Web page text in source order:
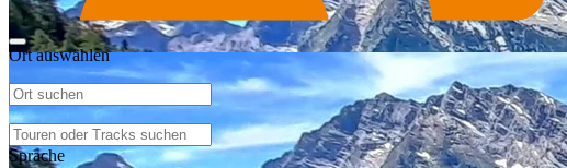
Ort auswählen
Sprache